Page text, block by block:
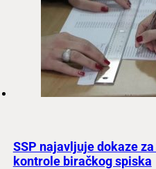
SSP najavljuje dokaze
kontrole biračkog spiska